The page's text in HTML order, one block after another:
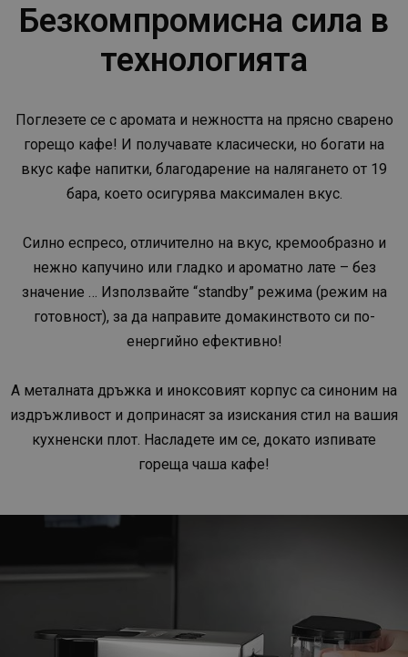
Безкомпромисна сила в
технологията
Поглезете се с аромата и нежността на прясно сварено
горещо кафе! И получавате класически, но богати на
вкус кафе напитки, благодарение на налягането от 19
бара, което осигурява максимален вкус.
Силно еспресо, отличително на вкус, кремообразно и
нежно капучино или гладко и ароматно лате – без
значение … Използвайте “standby” режима (режим на
готовност), за да направите домакинството си по-
енергийно ефективно!
А металната дръжка и иноксовият корпус са синоним на
издръжливост и допринасят за изискания стил на вашия
кухненски плот. Насладете им се, докато изпивате
гореща чаша кафе!